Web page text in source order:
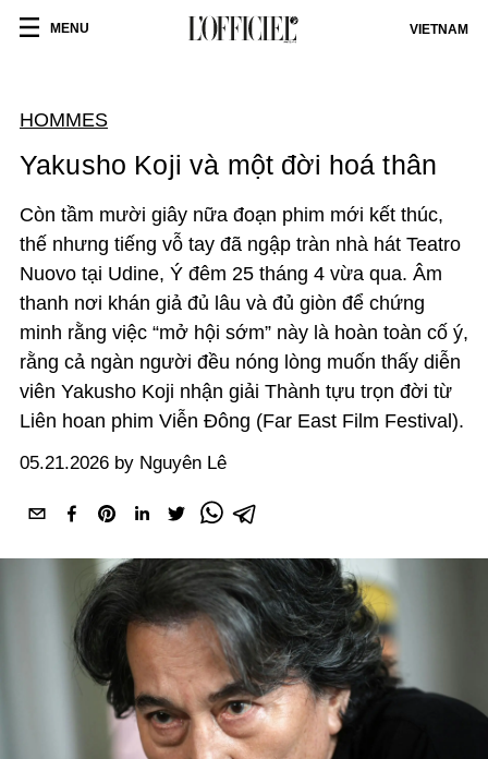
MENU VIETNAM
HOMMES
Yakusho Koji và một đời hoá thân
Còn tầm mười giây nữa đoạn phim mới kết thúc,
thế nhưng tiếng vỗ tay đã ngập tràn nhà hát Teatro
Nuovo tại Udine, Ý đêm 25 tháng 4 vừa qua. Âm
thanh nơi khán giả đủ lâu và đủ giòn để chứng
minh rằng việc “mở hội sớm” này là hoàn toàn cố ý,
rằng cả ngàn người đều nóng lòng muốn thấy diễn
viên Yakusho Koji nhận giải Thành tựu trọn đời từ
Liên hoan phim Viễn Đông (Far East Film Festival).
05.21.2026 by Nguyên Lê